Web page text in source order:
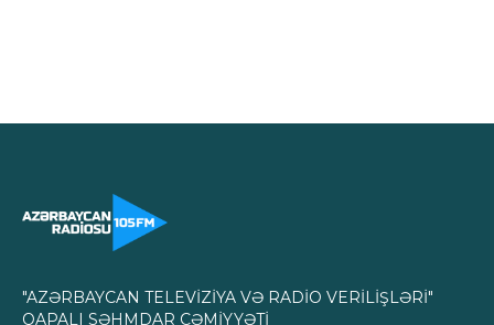
"AZƏRBAYCAN TELEVİZİYA VƏ RADİO VERİLİŞLƏRİ"
QAPALI SƏHMDAR CƏMİYYƏTİ